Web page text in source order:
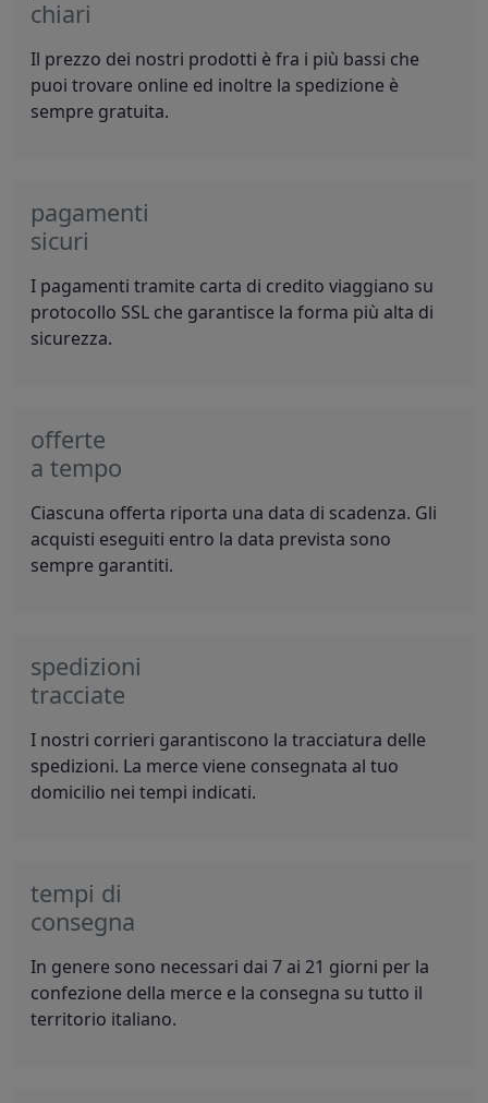
chiari
Il prezzo dei nostri prodotti è fra i più bassi che
puoi trovare online ed inoltre la spedizione è
sempre gratuita.
pagamenti
sicuri
I pagamenti tramite carta di credito viaggiano su
protocollo SSL che garantisce la forma più alta di
sicurezza.
offerte
a tempo
Ciascuna offerta riporta una data di scadenza. Gli
acquisti eseguiti entro la data prevista sono
sempre garantiti.
spedizioni
tracciate
I nostri corrieri garantiscono la tracciatura delle
spedizioni. La merce viene consegnata al tuo
domicilio nei tempi indicati.
tempi di
consegna
In genere sono necessari dai 7 ai 21 giorni per la
confezione della merce e la consegna su tutto il
territorio italiano.